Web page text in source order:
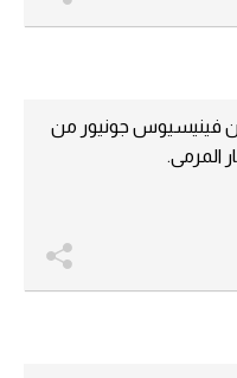
فينيسيوس جونيور من
المرمى.